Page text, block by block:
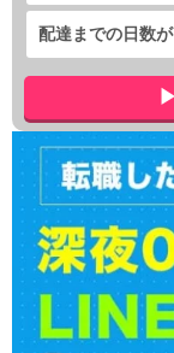
配達までの日数が